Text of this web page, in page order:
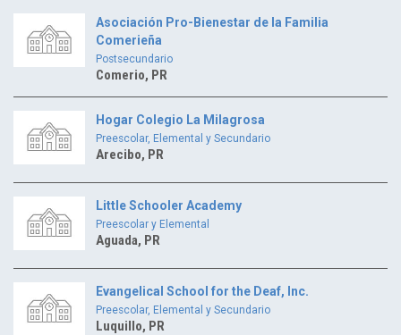
Asociación Pro-Bienestar de la Familia
Comerieña
Postsecundario
Comerio, PR
Hogar Colegio La Milagrosa
Preescolar, Elemental y Secundario
Arecibo, PR
Little Schooler Academy
Preescolar y Elemental
Aguada, PR
Evangelical School for the Deaf, Inc.
Preescolar, Elemental y Secundario
Luquillo, PR